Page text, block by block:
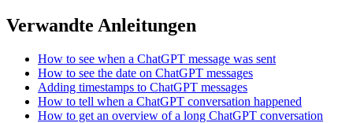
Verwandte Anleitungen
How to see when a ChatGPT message was sent
How to see the date on ChatGPT messages
Adding timestamps to ChatGPT messages
How to tell when a ChatGPT conversation happened
How to get an overview of a long ChatGPT conversation